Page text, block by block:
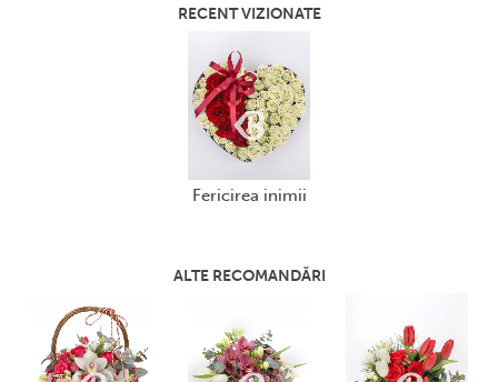
RECENT VIZIONATE
fericirea inimii
ALTE RECOMANDĂRI